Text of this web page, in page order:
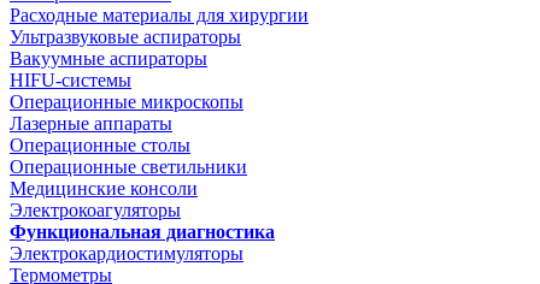
Расходные материалы для хирургии
Ультразвуковые аспираторы
Вакуумные аспираторы
HIFU-системы
Операционные микроскопы
Лазерные аппараты
Операционные столы
Операционные светильники
Медицинские консоли
Электрокоагуляторы
Функциональная диагностика
Электрокардиостимуляторы
Термометры